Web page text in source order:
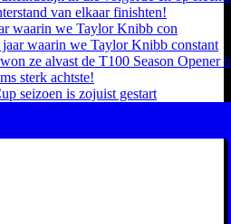
waarin we Taylor Knibb con
seizoen is zojuist gestart